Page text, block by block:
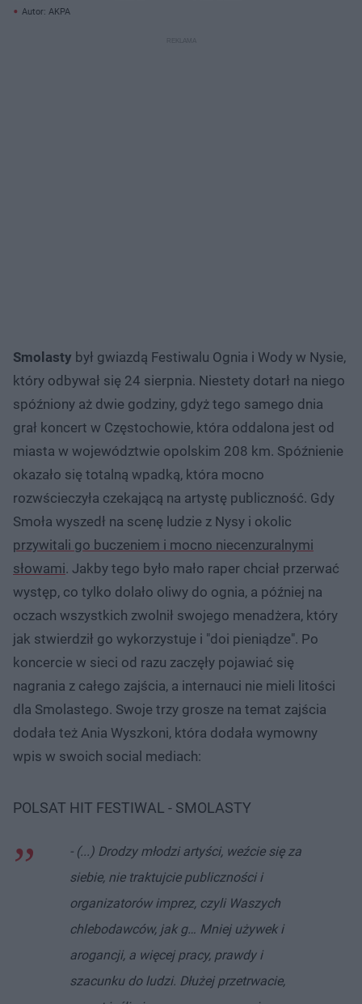
Autor: AKPA
Smolasty był gwiazdą Festiwalu Ognia i Wody w Nysie,
który odbywał się 24 sierpnia. Niestety dotarł na niego
spóźniony aż dwie godziny, gdyż tego samego dnia
grał koncert w Częstochowie, która oddalona jest od
miasta w województwie opolskim 208 km. Spóźnienie
okazało się totalną wpadką, która mocno
rozwścieczyła czekającą na artystę publiczność. Gdy
Smoła wyszedł na scenę ludzie z Nysy i okolic
przywitali go buczeniem i mocno niecenzuralnymi
słowami. Jakby tego było mało raper chciał przerwać
występ, co tylko dolało oliwy do ognia, a później na
oczach wszystkich zwolnił swojego menadżera, który
jak stwierdził go wykorzystuje i "doi pieniądze". Po
koncercie w sieci od razu zaczęły pojawiać się
nagrania z całego zajścia, a internauci nie mieli litości
dla Smolastego. Swoje trzy grosze na temat zajścia
dodała też Ania Wyszkoni, która dodała wymowny
wpis w swoich social mediach:
POLSAT HIT FESTIWAL - SMOLASTY
- (...) Drodzy młodzi artyści, weźcie się za
siebie, nie traktujcie publiczności i
organizatorów imprez, czyli Waszych
chlebodawców, jak g… Mniej używek i
arogancji, a więcej pracy, prawdy i
szacunku do ludzi. Dłużej przetrwacie,